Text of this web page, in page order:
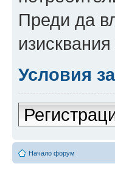
Преди да
Условия
Начало форум